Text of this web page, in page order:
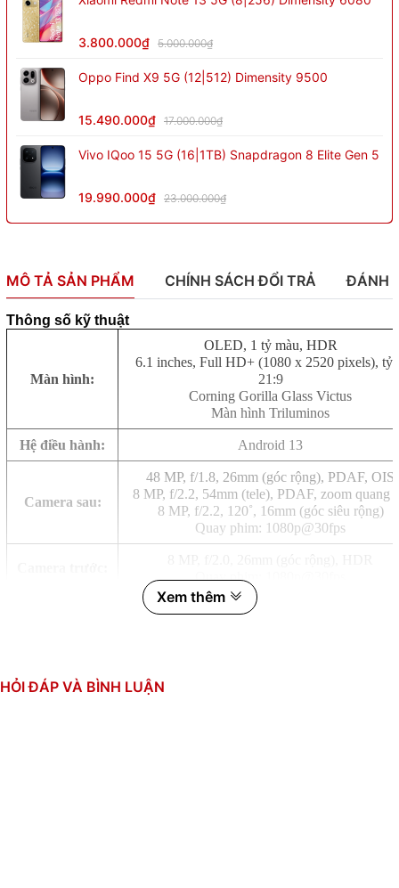
3.800.000₫ 5.000.000₫
Oppo Find X9 5G (12|512) Dimensity 9500
15.490.000₫ 17.000.000₫
Vivo IQoo 15 5G (16|1TB) Snapdragon 8 Elite Gen 5
19.990.000₫ 23.000.000₫
MÔ TẢ SẢN PHẨM CHÍNH SÁCH ĐỔI TRẢ ĐÁNH
Thông số kỹ thuật
Màn hình:
OLED, 1 tỷ màu, HDR
6.1 inches, Full HD+ (1080 x 2520 pixels), tỷ
21:9
Corning Gorilla Glass Victus
Màn hình Triluminos
Hệ điều hành: Android 13
Camera sau:
48 MP, f/1.8, 26mm (góc rộng), PDAF, OIS
8 MP, f/2.2, 54mm (tele), PDAF, zoom quang
8 MP, f/2.2, 120˚, 16mm (góc siêu rộng)
Quay phim: 1080p@30fps
Quay phim: 1080p@30fps
Qualcomm SM6375 Snapdragon 695 5G (6
RAM:
Xem thêm
HỎI ĐÁP VÀ BÌNH LUẬN